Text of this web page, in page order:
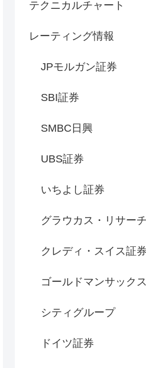
テクニカルチャート
レーティング情報
JPモルガン証券
SBI証券
SMBC日興
UBS証券
いちよし証券
グラウカス・リサー
クレディ・スイス証券
ゴールドマンサック
シティグループ
ドイツ証券